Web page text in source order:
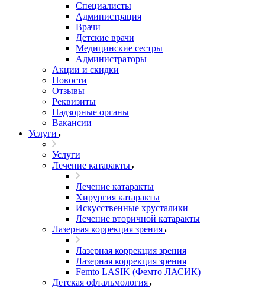
Специалисты
Администрация
Врачи
Детские врачи
Медицинские сестры
Администраторы
Акции и скидки
Новости
Отзывы
Реквизиты
Надзорные органы
Вакансии
Услуги
Услуги
Лечение катаракты
Лечение катаракты
Хирургия катаракты
Искусственные хрусталики
Лечение вторичной катаракты
Лазерная коррекция зрения
Лазерная коррекция зрения
Лазерная коррекция зрения
Femto LASIK (Фемто ЛАСИК)
Детская офтальмология